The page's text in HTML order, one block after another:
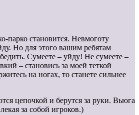
парко становится. Невмоготу
Но для этого вашим ребятам
Сумеете – уйду! Не сумеете –
– становись за моей теткой
на ногах, то станете сильнее
цепочкой и берутся за руки. Вьюга
за собой игроков.)